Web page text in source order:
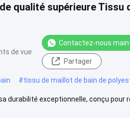
qualité supérieure Tissu
de vue
Contactez-nous
Partager
#tissu de maillot de bain de
durabilité exceptionnelle, conçu pour